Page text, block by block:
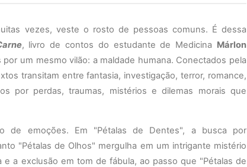
vezes, veste o rosto de pessoas comuns. É dessa
, livro de contos do estudante de Medicina Márlon
por um mesmovilão: a maldade humana. Conectados pela
transitam entre fantasia, investigação, terror, romance,
por perdas, traumas, mistérios e dilemas morais que
de emoções. Em "Pétalas de Dentes", a busca por
"Pétalas de Olhos" mergulha em um intrigante mistério
e a exclusão em tom de fábula, ao passo que "Pétalas de